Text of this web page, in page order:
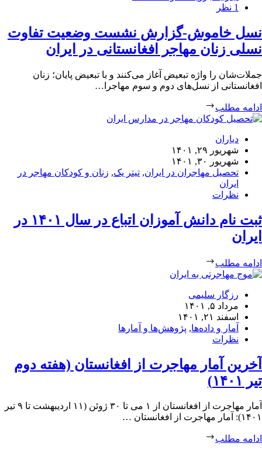
1 نظر
نسل‏ خاموش-گزارش نشست وضعیت تفاوت
نسلی زنان مهاجر افغانستانی در ایران
جملات‌شان را واژه تبعیض آغاز می‌کنند و با تبعیض پایان؛ زنان
افغانستانی از نسل‌های دوم و سوم مهاجرا…
ادامه مطلب
دیاران
شهریور ۲۹, ۱۴۰۱
شهریور ۳۰, ۱۴۰۱
تحصیل مهاجران در ایران, تیتر یک, زنان و کودکان مهاجر در
ایران
نظرات
ثبت نام دانش آموزان اتباع در سال ۱۴۰۱ در
ایران
ادامه مطلب
رزگار سلیمی
مرداد ۵, ۱۴۰۱
اسفند ۲۱, ۱۴۰۱
آمار و داده‌ها, پژوهش‌ها و آمارها
نظرات
آخرین آمار مهاجرت از افغانستان (هفته دوم
تیر ۱۴۰۱)
آمار مهاجرت از افغانستان از ۱ می تا ۳۰ ژوئن (۱۱ اردیبهشت تا ۹ تیر
۱۴۰۱): آمار مهاجرت از افغانستان …
ادامه مطلب